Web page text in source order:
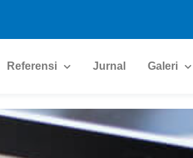
Referensi Jurnal Galeri